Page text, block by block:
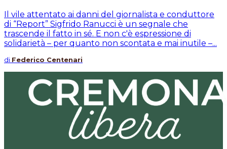
Il vile attentato ai danni del giornalista e conduttore
di “Report” Sigfrido Ranucci è un segnale che
trascende il fatto in sé. E non c'è espressione di
solidarietà – per quanto non scontata e mai inutile –...
di Federico Centenari